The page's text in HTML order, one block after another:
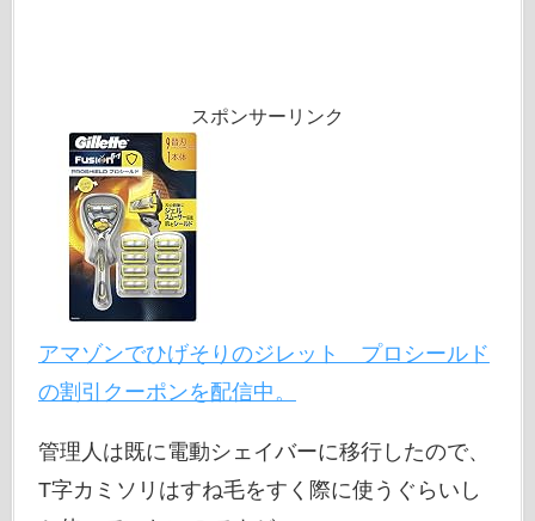
スポンサーリンク
アマゾンでひげそりのジレット プロシールド
の割引クーポンを配信中。
管理人は既に電動シェイバーに移行したので、
T字カミソリはすね毛をすく際に使うぐらいし